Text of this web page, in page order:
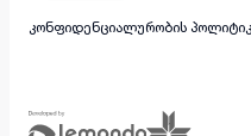
კონფიდენციალურობის